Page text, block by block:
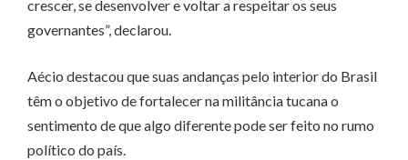
crescer, se desenvolver e voltar a respeitar os seus
governantes”, declarou.
Aécio destacou que suas andanças pelo interior do Brasil
têm o objetivo de fortalecer na militância tucana o
sentimento de que algo diferente pode ser feito no rumo
político do país.